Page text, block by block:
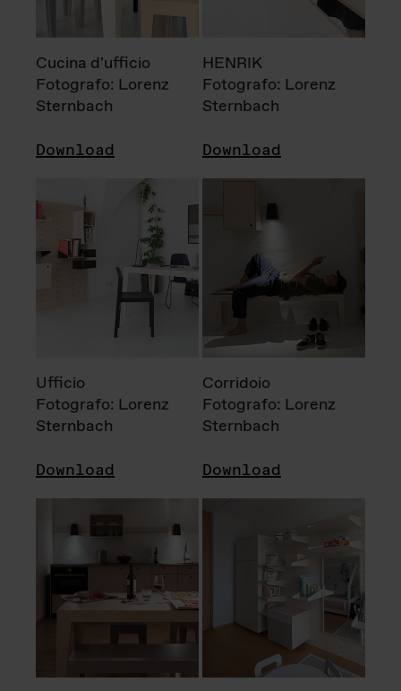
Cucina d'ufficio
Fotografo: Lorenz
Sternbach
Download
HENRIK
Fotografo: Lorenz
Sternbach
Download
Ufficio
Fotografo: Lorenz
Sternbach
Download
Corridoio
Fotografo: Lorenz
Sternbach
Download